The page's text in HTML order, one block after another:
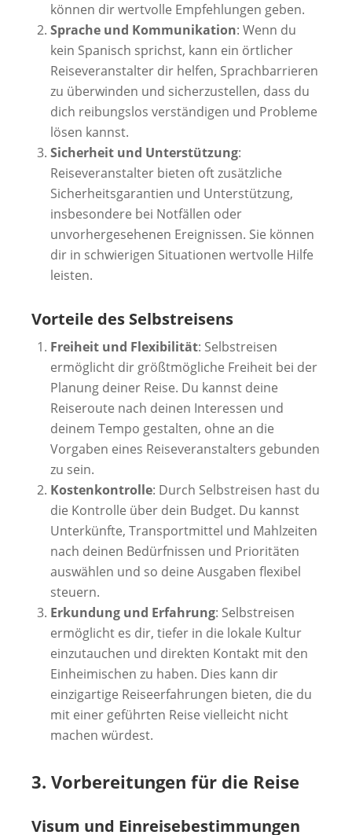
können dir wertvolle Empfehlungen geben.
Sprache und Kommunikation: Wenn du
kein Spanisch sprichst, kann ein örtlicher
Reiseveranstalter dir helfen, Sprachbarrieren
zu überwinden und sicherzustellen, dass du
dich reibungslos verständigen und Probleme
lösen kannst.
Sicherheit und Unterstützung:
Reiseveranstalter bieten oft zusätzliche
Sicherheitsgarantien und Unterstützung,
insbesondere bei Notfällen oder
unvorhergesehenen Ereignissen. Sie können
dir in schwierigen Situationen wertvolle Hilfe
leisten.
Vorteile des Selbstreisens
Freiheit und Flexibilität: Selbstreisen
ermöglicht dir größtmögliche Freiheit bei der
Planung deiner Reise. Du kannst deine
Reiseroute nach deinen Interessen und
deinem Tempo gestalten, ohne an die
Vorgaben eines Reiseveranstalters gebunden
zu sein.
Kostenkontrolle: Durch Selbstreisen hast du
die Kontrolle über dein Budget. Du kannst
Unterkünfte, Transportmittel und Mahlzeiten
nach deinen Bedürfnissen und Prioritäten
auswählen und so deine Ausgaben flexibel
steuern.
Erkundung und Erfahrung: Selbstreisen
ermöglicht es dir, tiefer in die lokale Kultur
einzutauchen und direkten Kontakt mit den
Einheimischen zu haben. Dies kann dir
einzigartige Reiseerfahrungen bieten, die du
mit einer geführten Reise vielleicht nicht
machen würdest.
3. Vorbereitungen für die Reise
Visum und Einreisebestimmungen